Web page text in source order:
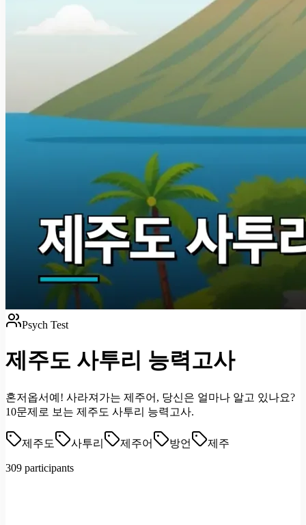
Psych Test
제주도 사투리 능력고사
혼저옵서예! 사라져가는 제주어, 당신은 얼마나 알고 있나요?
10문제로 보는 제주도 사투리 능력고사.
제주도 사투리 제주어 방언 제주
309 participants